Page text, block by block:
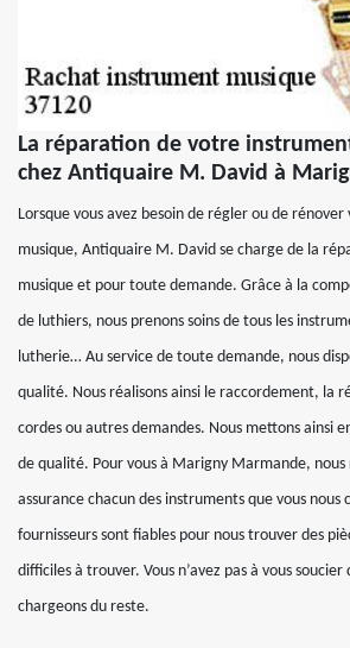
La réparation de votre
chez Antiquaire M. David à
Lorsque vous avez besoin de régler ou de
musique, Antiquaire M. David se charge de la
musique et pour toute demande. Grâce à la
de luthiers, nous prenons soins de tous les
lutherie… Au service de toute demande, nous
qualité. Nous réalisons ainsi le raccordement, la
cordes ou autres demandes. Nous mettons ainsi
de qualité. Pour vous à Marigny Marmande,
assurance chacun des instruments que vous nous
fournisseurs sont fiables pour nous trouver des
difficiles à trouver. Vous n’avez pas à vous
chargeons du reste.